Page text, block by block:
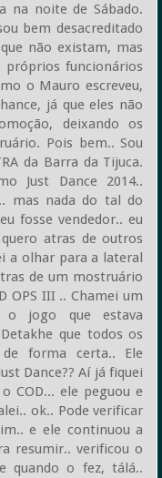
na noite de Sábado.
bem desacreditado
não existam, mas
próprios funcionários
o Mauro escreveu,
já que eles não
deixando os
Pois bem.. Sou
da Barra da Tijuca.
Just Dance 2014..
mas nada do tal do
fosse vendedor.. eu
atras de outros
a olhar para a lateral
de um mostruário
OPS III .. Chamei um
o jogo que estava
que todos os
forma certa.. Ele
Dance?? Aí já fiquei
COD... ele peguou e
ok.. Pode verificar
e ele continuou a
resumir.. verificou o
quando o fez, tálá..